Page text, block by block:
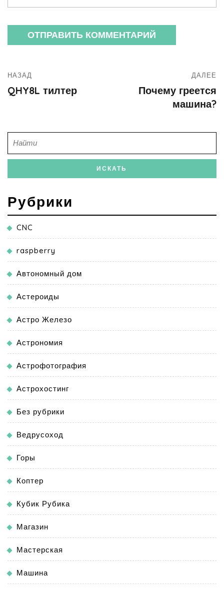
НАЗАД
QHY8L тилтер
ДАЛЕЕ
Почему греется
машина?
Рубрики
CNC
raspberry
Автономный дом
Астероиды
Астро Железо
Астрономия
Астрофотография
Астрохостинг
Без рубрики
Ведрусоход
Горы
Коптер
Кубик Рубика
Магазин
Мастерская
Машина